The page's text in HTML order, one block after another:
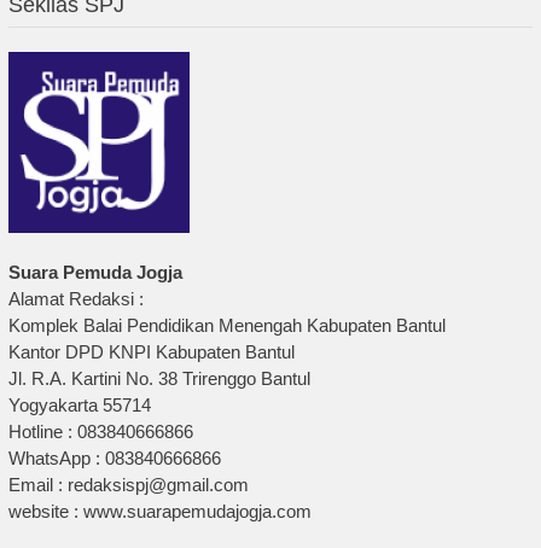
Suara Pemuda Jogja
Alamat Redaksi :
Komplek Balai Pendidikan Menengah Kabupaten Bantul
Kantor DPD KNPI Kabupaten Bantul
Jl. R.A. Kartini No. 38 Trirenggo Bantul
Yogyakarta 55714
Hotline : 083840666866
WhatsApp : 083840666866
Email : redaksispj@gmail.com
website : www.suarapemudajogja.com